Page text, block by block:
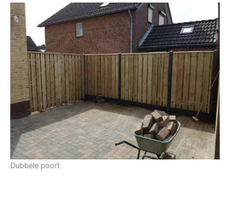
Dubbele poort